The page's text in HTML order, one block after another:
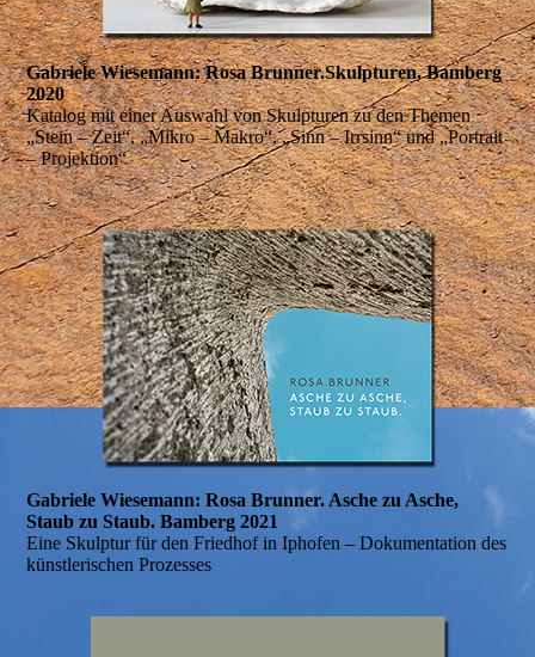
Gabriele Wiesemann: Rosa Brunner.Skulpturen, Bamberg
2020
Katalog mit einer Auswahl von Skulpturen zu den Themen
„Stein – Zeit“, „Mikro – Makro“, „Sinn – Irrsinn“ und „Portrait
– Projektion“
Gabriele Wiesemann: Rosa Brunner. Asche zu Asche,
Staub zu Staub. Bamberg 2021
Eine Skulptur für den Friedhof in Iphofen – Dokumentation des
künstlerischen Prozesses